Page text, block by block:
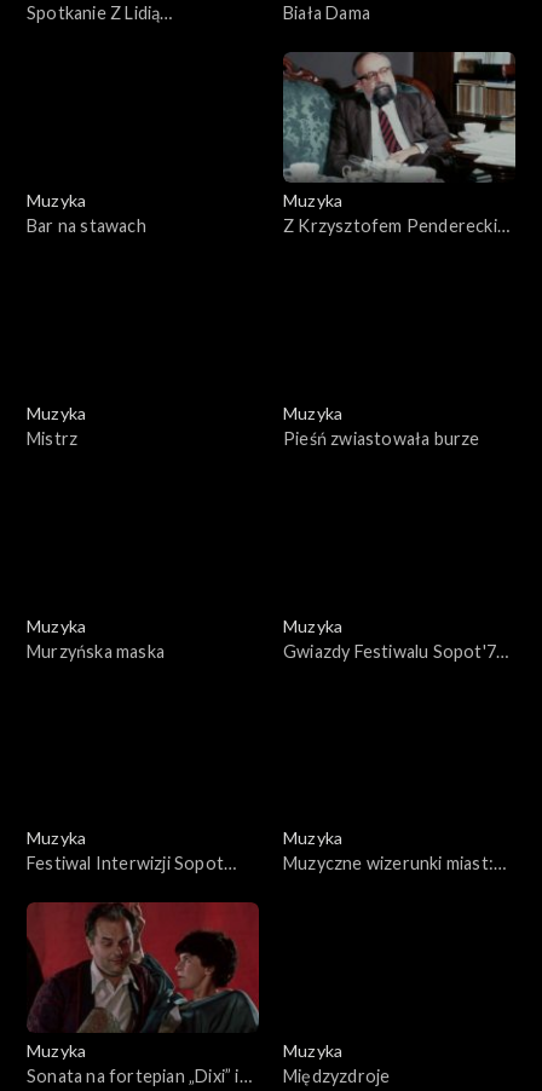
Spotkanie Z Lidią
Biała Dama
Muzyka
Bar na stawach
Muzyka
Z Krzysztofem Pendereckim
Muzyka
Mistrz
Muzyka
Pieśń zwiastowała burze
Muzyka
Murzyńska maska
Muzyka
Gwiazdy Festiwalu Sopot'76
Muzyka
Festiwal Interwizji Sopot
Muzyka
Muzyczne wizerunki miast:
Muzyka
Sonata na fortepian „Dixi” i
Muzyka
Międzyzdroje